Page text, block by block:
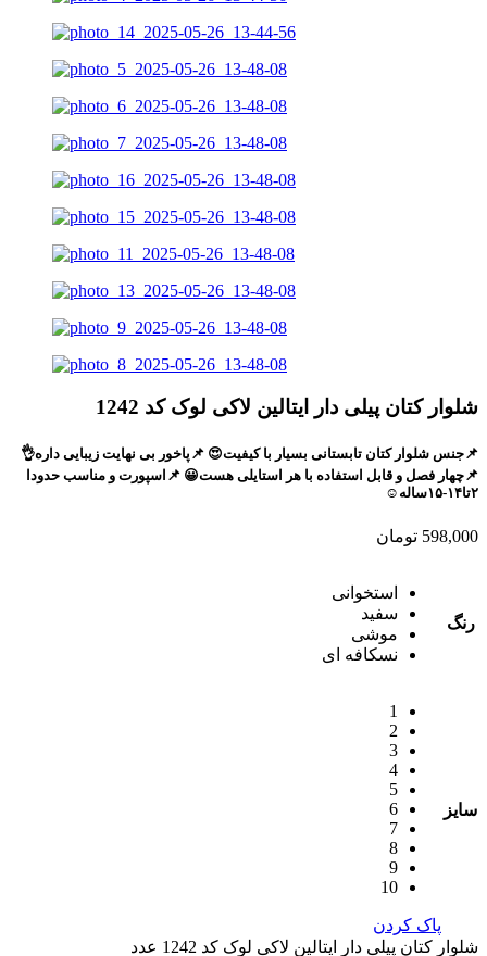
شلوار کتان پیلی دار ایتالین لاکی لوک کد 1242
📌جنس شلوار کتان تابستانی بسیار با کیفیت😍 📌پاخور بی نهایت زیبایی داره👌
📌چهار فصل و قابل استفاده با هر استایلی هست😀 📌اسپورت و مناسب حدودا
۲تا۱۴-۱۵ساله☺️
598,000 تومان
رنگ
استخوانی
سفید
موشی
نسکافه ای
سایز
1
2
3
4
5
6
7
8
9
10
پاک کردن
شلوار کتان پیلی دار ایتالین لاکی لوک کد 1242 عدد